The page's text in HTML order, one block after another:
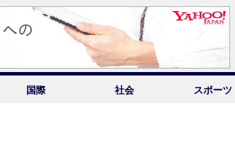
国際 社会 スポーツ